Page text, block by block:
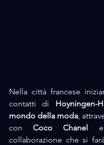
Nella città francese
contatti di Hoyningen-
mondo della moda,
con Coco Chanel e
collaborazione che si